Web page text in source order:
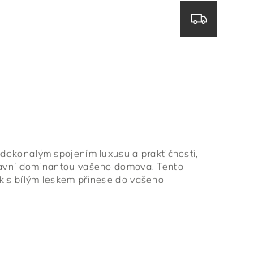
spojením luxusu a praktičnosti,
dominantou vašeho domova. Tento
s bílým leskem přinese do vašeho